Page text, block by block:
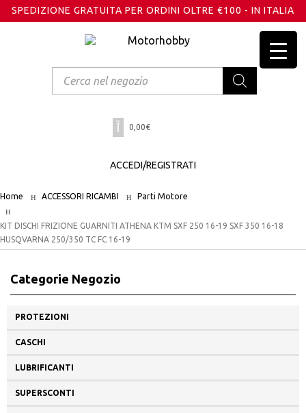
SPEDIZIONE GRATUITA PER ORDINI OLTRE €100 - IN ITALIA
search
0,00€
ACCEDI/REGISTRATI
Home ACCESSORI RICAMBI Parti Motore
KIT DISCHI FRIZIONE GUARNITI ATHENA KTM SXF 250 16-19 SXF 350 16-18
HUSQVARNA 250/350 TC FC 16-19
Categorie Negozio
PROTEZIONI
CASCHI
LUBRIFICANTI
SUPERSCONTI